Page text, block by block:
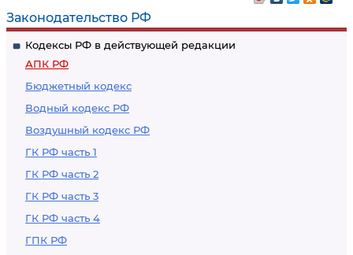
Законодательство РФ
Кодексы РФ в действующей редакции
АПК РФ
Бюджетный кодекс
Водный кодекс РФ
Воздушный кодекс РФ
ГК РФ часть 1
ГК РФ часть 2
ГК РФ часть 3
ГК РФ часть 4
ГПК РФ
выполнении
арбитражными
судами функций